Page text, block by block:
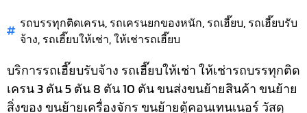
รถบรรทุกติดเครน, รถเครนยกของหนัก, รถเฮี๊ยบ, รถเฮี๊ยบรับ
จ้าง, รถเฮี๊ยบให้เช่า,ให้เช่ารถเฮี๊ยบ
บริการรถเฮี๊ยบรับจ้าง รถเฮี๊ยบให้เช่า ให้เช่ารถบรรทุกติด
เครน 3 ตัน 5 ตัน 8 ตัน 10 ตัน ขนส่งขนย้ายสินค้า ขนย้าย
สิ่งของ ขนย้ายเครื่องจักร ขนย้ายตู้คอนเทนเนอร์ วัสดุ